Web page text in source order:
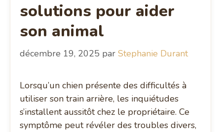
solutions pour aider
son animal
décembre 19, 2025 parStephanie Durant
Lorsqu’un chien présente des difficultés à
utiliser son train arrière, les inquiétudes
s’installent aussitôt chez le propriétaire. Ce
symptôme peut révéler des troubles divers,